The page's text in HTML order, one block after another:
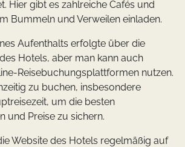
Hier gibt es zahlreiche Cafés und
Bummeln und Verweilen einladen.
Aufenthalts erfolgte über die
Hotels, aber man kann auch
Reisebuchungsplattformen nutzen.
zu buchen, insbesondere
um die besten
und Preise zu sichern.
Website des Hotels regelmäßig auf